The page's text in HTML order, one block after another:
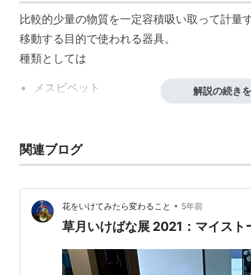
比較的少量の物質を一定容積吸い取って計量
移動する目的で使われる器具。
種類としては
メスピペット
パスツールピペット
メスピペット・ホールピペットは主に計測用。
駒込ピペット・パスツールピペットは液体の
解説の続き
関連ブログ
花をいけてみたら変わること • 5年前
草月いけばな展 2021：マイス